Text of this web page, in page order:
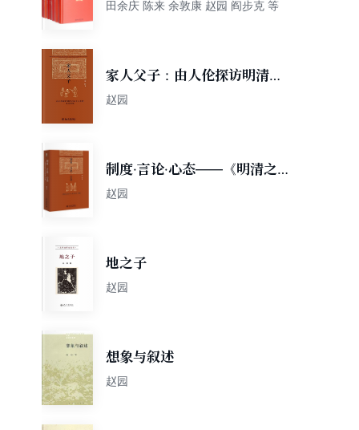
田余庆 陈来 余敦康 赵园 阎步克 等
家人父子：由人伦探访明清之
际士大夫的生活世界
赵园
制度·言论·心态——《明清之
际士大夫研究》续编
赵园
地之子
赵园
想象与叙述
赵园